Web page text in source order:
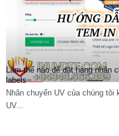
Làm thế nào để đặt hàng nhãn
labels
Nhãn chuyển UV của chúng
UV...